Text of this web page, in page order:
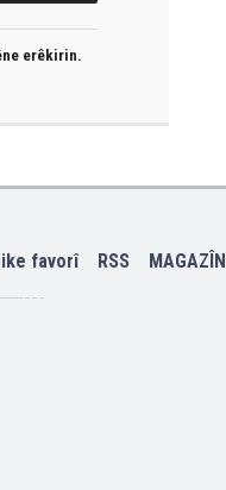
erêkirin.
favorî RSS MAGAZÎN